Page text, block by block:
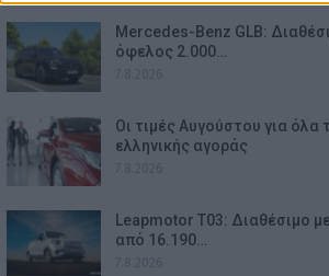
Mercedes-Benz GLB:
όφελος 2.000…
Οι τιμές Αυγούστου για όλα
ελληνικής αγοράς
Leapmotor T03: Διαθέσιμο
από 16.190…